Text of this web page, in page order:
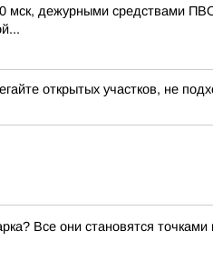
дежурными средствами
открытых участков, не
Все они становятся точками